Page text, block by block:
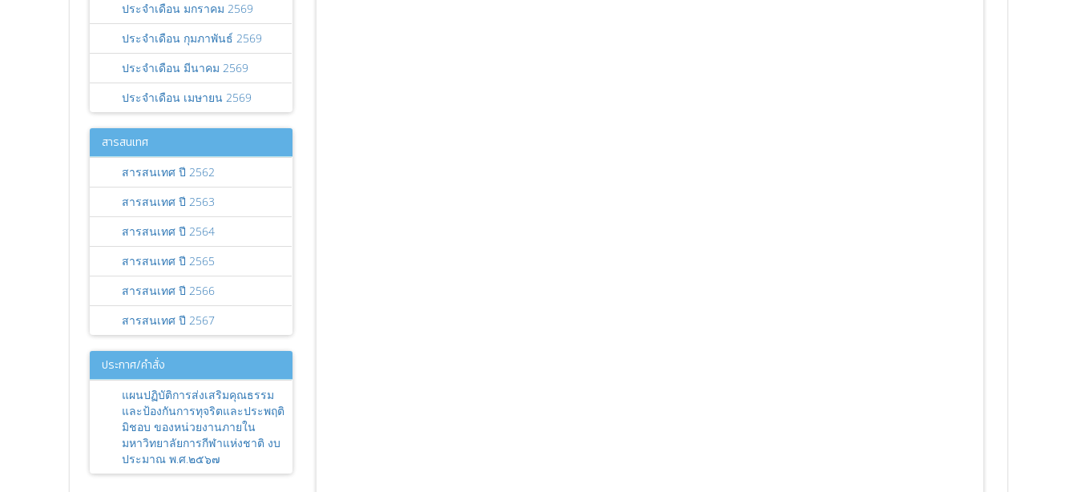
ประจำเดือน มกราคม 2569
ประจำเดือน กุมภาพันธ์ 2569
ประจำเดือน มีนาคม 2569
ประจำเดือน เมษายน 2569
สารสนเทศ
สารสนเทศ ปี 2562
สารสนเทศ ปี 2563
สารสนเทศ ปี 2564
สารสนเทศ ปี 2565
สารสนเทศ ปี 2566
สารสนเทศ ปี 2567
ประกาศ/คำสั่ง
แผนปฏิบัติการส่งเสริมคุณธรรม
และป้องกันการทุจริตและประพฤติ
มิชอบ ของหน่วยงานภายใน
มหาวิทยาลัยการกีฬาแห่งชาติ งบ
ประมาณ พ.ศ.๒๕๖๗